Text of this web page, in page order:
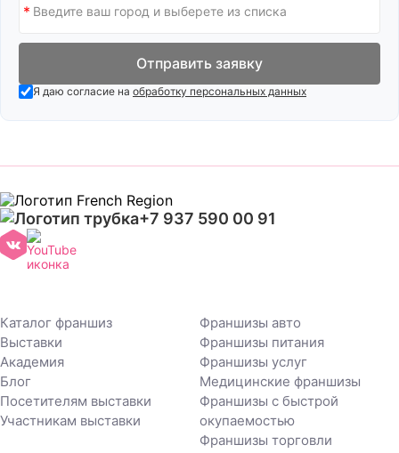
Отправить заявку
Я даю согласие на обработку персональных данных
+7 937 590 00 91
Каталог франшиз
Выставки
Академия
Блог
Посетителям выставки
Участникам выставки
Франшизы авто
Франшизы питания
Франшизы услуг
Медицинские франшизы
Франшизы с быстрой
окупаемостью
Франшизы торговли